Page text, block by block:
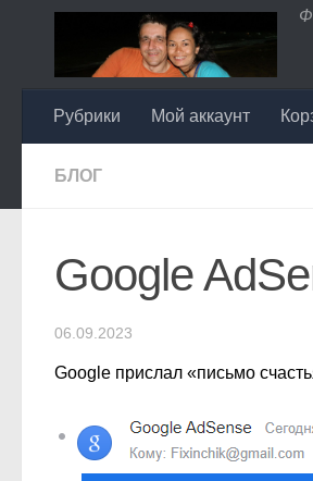
Перейти к содержимому
Рубрики Мой аккаунт
БЛОГ
Google
06.09.2023
Google прислал «письмо